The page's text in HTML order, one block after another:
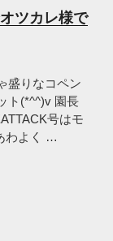
ツカレ様で
盛りなコペン
ト(*^^)v 園長
号はモ
わよく …